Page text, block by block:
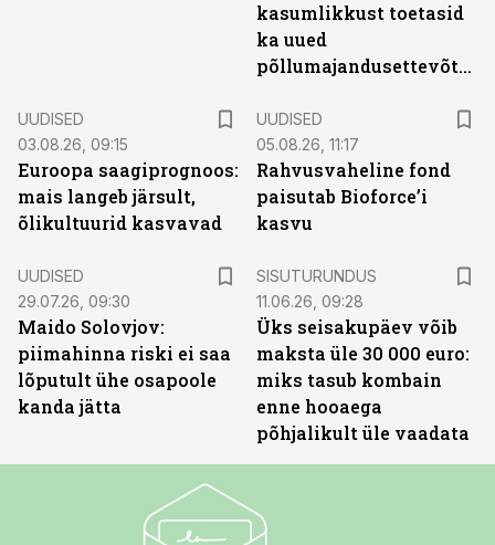
kasumlikkust toetasid
ka uued
põllumajandusettevõtted
UUDISED
03.08.26, 09:15
Euroopa saagiprognoos:
mais langeb järsult,
õlikultuurid kasvavad
UUDISED
05.08.26, 11:17
Rahvusvaheline fond
paisutab Bioforce’i
kasvu
UUDISED
29.07.26, 09:30
Maido Solovjov:
piimahinna riski ei saa
lõputult ühe osapoole
kanda jätta
SISUTURUNDUS
11.06.26, 09:28
Üks seisakupäev võib
maksta üle 30 000 euro:
miks tasub kombain
enne hooaega
põhjalikult üle vaadata